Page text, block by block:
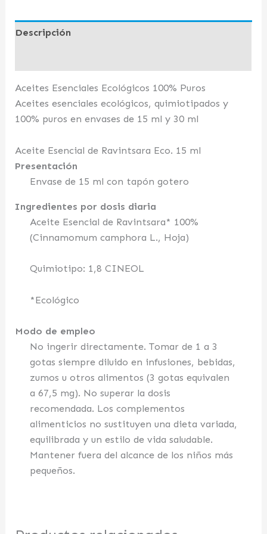
Descripción
Aceites Esenciales Ecológicos 100% Puros
Aceites esenciales ecológicos, quimiotipados y
100% puros en envases de 15 ml y 30 ml
Aceite Esencial de Ravintsara Eco. 15 ml
Presentación
Envase de 15 ml con tapón gotero
Ingredientes por dosis diaria
Aceite Esencial de Ravintsara* 100%
(Cinnamomum camphora L., Hoja)
Quimiotipo: 1,8 CINEOL
*Ecológico
Modo de empleo
No ingerir directamente. Tomar de 1 a 3
gotas siempre diluido en infusiones, bebidas,
zumos u otros alimentos (3 gotas equivalen
a 67,5 mg). No superar la dosis
recomendada. Los complementos
alimenticios no sustituyen una dieta variada,
equilibrada y un estilo de vida saludable.
Mantener fuera del alcance de los niños más
pequeños.